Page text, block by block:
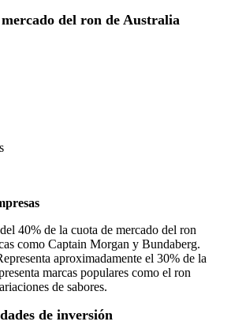
del ron de Australia
40% de la cuota de mercado del ron
como Captain Morgan y Bundaberg.
aproximadamente el 30% de la
marcas populares como el ron
de sabores.
de inversión